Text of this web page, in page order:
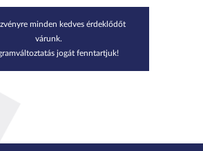
minden kedves érdeklődőt
várunk.
jogát fenntartjuk!